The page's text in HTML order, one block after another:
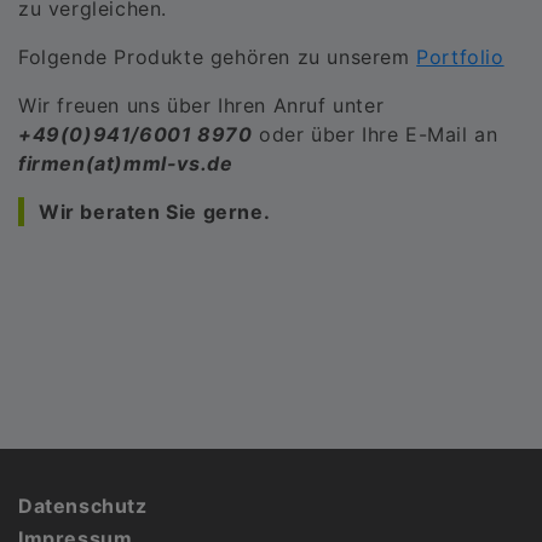
zu vergleichen.
Folgende Produkte gehören zu unserem Portfolio
Wir freuen uns über Ihren Anruf unter
+49(0)941/6001 8970 oder über Ihre E-Mail an
firmen(at)mml-vs.de
Wir beraten Sie gerne.
Fußbereich
Datenschutz